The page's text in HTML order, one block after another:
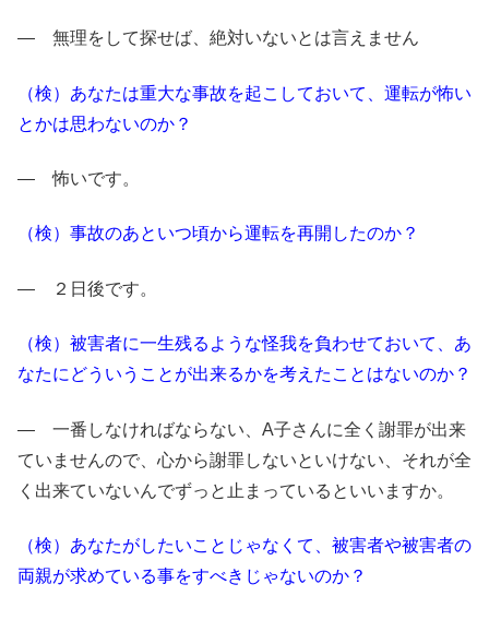
― 無理をして探せば、絶対いないとは言えません
（検）あなたは重大な事故を起こしておいて、運転が怖い
とかは思わないのか？
― 怖いです。
（検）事故のあといつ頃から運転を再開したのか？
― ２日後です。
（検）被害者に一生残るような怪我を負わせておいて、あ
なたにどういうことが出来るかを考えたことはないのか？
― 一番しなければならない、A子さんに全く謝罪が出来
ていませんので、心から謝罪しないといけない、それが全
く出来ていないんでずっと止まっているといいますか。
（検）あなたがしたいことじゃなくて、被害者や被害者の
両親が求めている事をすべきじゃないのか？